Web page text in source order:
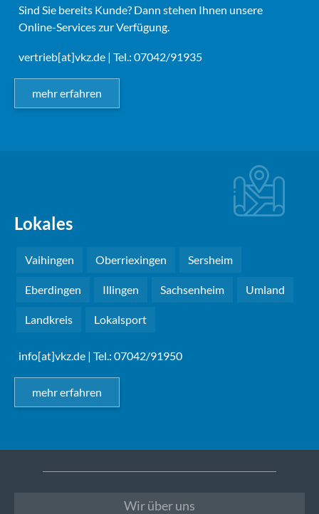
Sind Sie bereits Kunde? Dann stehen Ihnen unsere
Online-Services zur Verfügung.
vertrieb[at]vkz.de | Tel.: 07042/91935
mehr erfahren
Lokales
Vaihingen Oberriexingen Sersheim
Eberdingen Illingen Sachsenheim Umland
Landkreis Lokalsport
info[at]vkz.de | Tel.: 07042/91950
mehr erfahren
Wir über uns